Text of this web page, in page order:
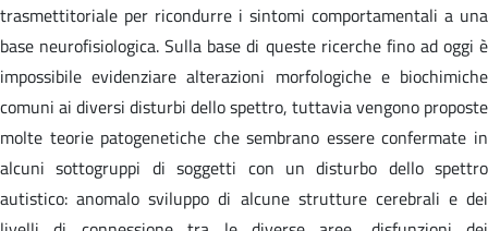
trasmettitoriale per ricondurre i sintomi comportamentali a una
base neurofisiologica. Sulla base di queste ricerche fino ad oggi è
impossibile evidenziare alterazioni morfologiche e biochimiche
comuni ai diversi disturbi dello spettro, tuttavia vengono proposte
molte teorie patogenetiche che sembrano essere confermate in
alcuni sottogruppi di soggetti con un disturbo dello spettro
autistico: anomalo sviluppo di alcune strutture cerebrali e dei